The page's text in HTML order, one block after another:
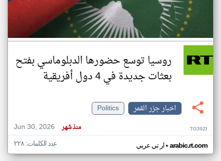
روسيا توسع حضورها الدبلوماسي بفتح
بعثات جديدة في 4 دول أفريقية
اخبار جزر القمر
Politics
Jun 30, 2026
منذ شهر TG39ZI
ار تي عربي• arabic.rt.com عدد الكلمات: ٢٢٨